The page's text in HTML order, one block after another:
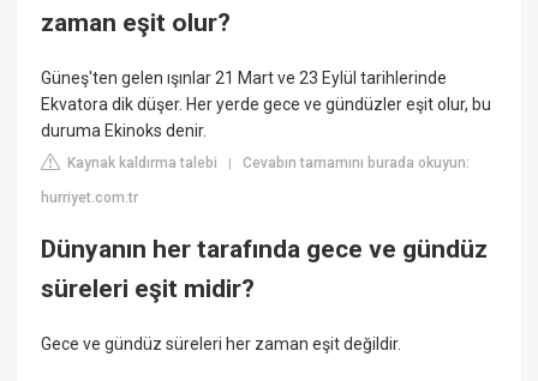
zaman eşit olur?
Güneş'ten gelen ışınlar 21 Mart ve 23 Eylül tarihlerinde
Ekvatora dik düşer. Her yerde gece ve gündüzler eşit olur, bu
duruma Ekinoks denir.
Kaynak kaldırma talebi |Cevabın tamamını burada okuyun:
hurriyet.com.tr
Dünyanın her tarafında gece ve gündüz
süreleri eşit midir?
Gece ve gündüz süreleri her zaman eşit değildir.